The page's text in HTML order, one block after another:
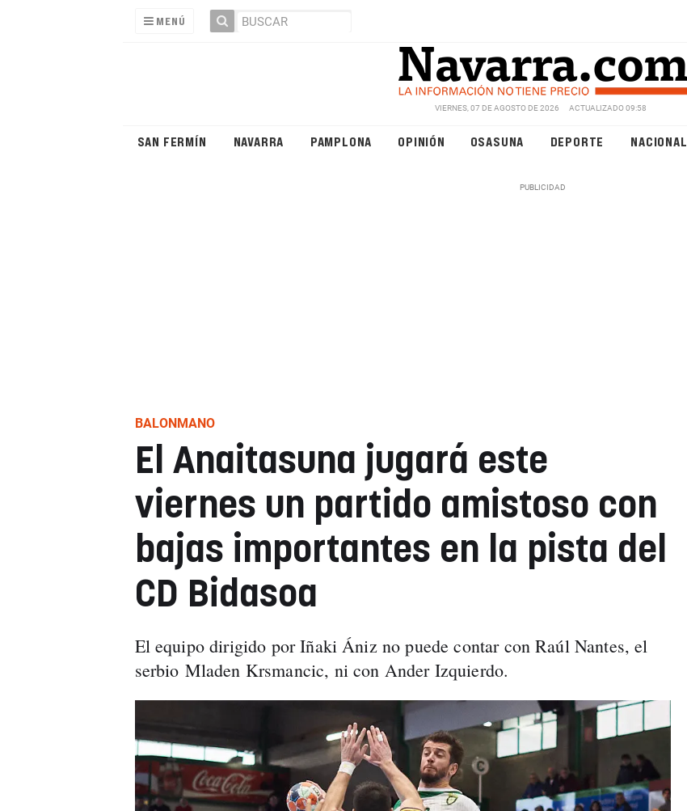
MENÚ
VIERNES, 07 DE AGOSTO DE 2026 ACTUALIZADO 09:58
SAN FERMÍN NAVARRA PAMPLONA OPINIÓN OSASUNA DEPORTE NACIONAL
BALONMANO
El Anaitasuna jugará este
viernes un partido amistoso con
bajas importantes en la pista del
CD Bidasoa
El equipo dirigido por Iñaki Ániz no puede contar con Raúl Nantes, el
serbio Mladen Krsmancic, ni con Ander Izquierdo.